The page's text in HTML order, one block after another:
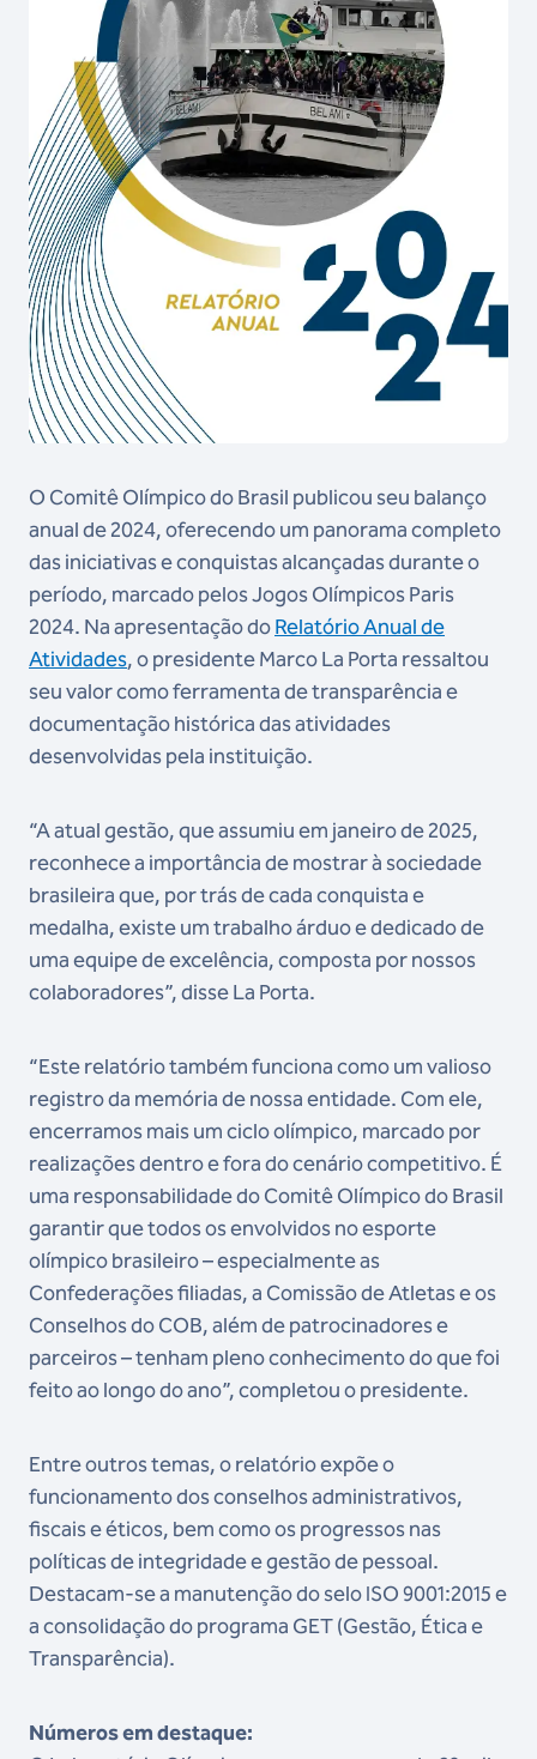
O Comitê Olímpico do Brasil publicou seu balanço
anual de 2024, oferecendo um panorama completo
das iniciativas e conquistas alcançadas durante o
período, marcado pelos Jogos Olímpicos Paris
2024. Na apresentação doRelatório Anual de
Atividades, o presidente Marco La Porta ressaltou
seu valor como ferramenta de transparência e
documentação histórica das atividades
desenvolvidas pela instituição.
“A atual gestão, que assumiu em janeiro de 2025,
reconhece a importância de mostrar à sociedade
brasileira que, por trás de cada conquista e
medalha, existe um trabalho árduo e dedicado de
uma equipe de excelência, composta por nossos
colaboradores”, disse La Porta.
“Este relatório também funciona como um valioso
registro da memória de nossa entidade. Com ele,
encerramos mais um ciclo olímpico, marcado por
realizações dentro e fora do cenário competitivo. É
uma responsabilidade do Comitê Olímpico do Brasil
garantir que todos os envolvidos no esporte
olímpico brasileiro – especialmente as
Confederações filiadas, a Comissão de Atletas e os
Conselhos do COB, além de patrocinadores e
parceiros – tenham pleno conhecimento do que foi
feito ao longo do ano”, completou o presidente.
Entre outros temas, o relatório expõe o
funcionamento dos conselhos administrativos,
fiscais e éticos, bem como os progressos nas
políticas de integridade e gestão de pessoal.
Destacam-se a manutenção do selo ISO 9001:2015 e
a consolidação do programa GET (Gestão, Ética e
Transparência).
Números em destaque: